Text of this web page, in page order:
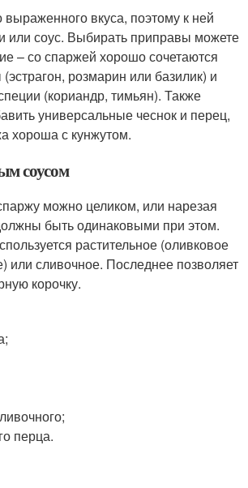
вкуса, поэтому к ней
или соус. Выбирать приправы можете
– со спаржей хорошо сочетаются
розмарин или базилик) и
(кориандр, тимьян). Также
универсальные чеснок и перец,
хороша с кунжутом.
соусом
можно целиком, или нарезая
быть одинаковыми при этом.
растительное (оливковое
или сливочное. Последнее позволяет
корочку.
перца.